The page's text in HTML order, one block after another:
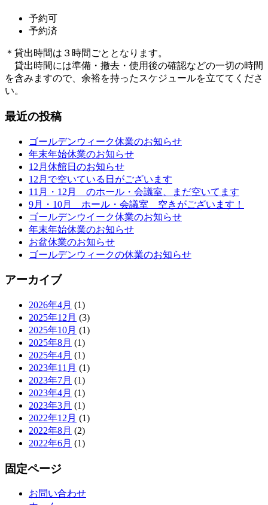
予約可
予約済
＊貸出時間は３時間ごととなります。
貸出時間には準備・撤去・使用後の確認などの一切の時間
を含みますので、余裕を持ったスケジュールを立ててくださ
い。
最近の投稿
ゴールデンウィーク休業のお知らせ
年末年始休業のお知らせ
12月休館日のお知らせ
12月で空いている日がございます
11月・12月 のホール・会議室、まだ空いてます
9月・10月 ホール・会議室 空きがございます！
ゴールデンウイーク休業のお知らせ
年末年始休業のお知らせ
お盆休業のお知らせ
ゴールデンウィークの休業のお知らせ
アーカイブ
2026年4月 (1)
2025年12月 (3)
2025年10月 (1)
2025年8月 (1)
2025年4月 (1)
2023年11月 (1)
2023年7月 (1)
2023年4月 (1)
2023年3月 (1)
2022年12月 (1)
2022年8月 (2)
2022年6月 (1)
固定ページ
お問い合わせ